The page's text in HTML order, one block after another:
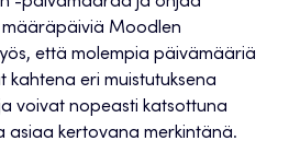
Moodlen
että molempia päivämääriä
kahtena eri muistutuksena
voivat nopeasti katsottuna
asiaa kertovana merkintänä.